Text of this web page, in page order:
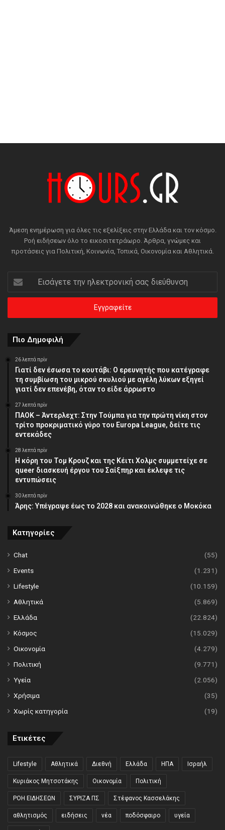
Άμεση ενημέρωση για όλες τις εξελίξεις στην Ελλάδα και τον κόσμο.
Ροή ειδήσεων όλο το εικοσιτετράωρο. Άρθρα, γνώμες και
προτάσεις για Πολιτική, Κοινωνία, Τοπικά, Οικονομία και Αθλητικά.
Εισάγετε
την
ηλεκτρονική
διεύθυνση
Πιο Δημοφιλή
26 λεπτά πρίν
Γιατί δεν έσωσα το κουτάβι: Ο ερευνητής που κατέγραφε
τη συμβίωση του μικρού σκυλιού με αγέλη λύκων εξηγεί
γιατί δεν επενέβη, όταν το είδε άρρωστο
27 λεπτά πρίν
ΠΑΟΚ – Άντερλεχτ: Στην Τούμπα για την πρώτη νίκη στον
τρίτο προκριματικό γύρο του Europa League, δείτε τις
εντεκάδες
28 λεπτά πρίν
Η κόρη του Τομ Κρουζ και της Κέιτι Χολμς συμμετείχε σε
queer διασκευή έργου του Σαίξπηρ και έκλεψε τις
εντυπώσεις
30 λεπτά πρίν
Άρης: Υπέγραψε έως το 2028 και ανακοινώθηκε ο Μοκόκα
Κατηγορίες
Chat
(55)
Events
(1.231)
Lifestyle
(10.159)
Αθλητικά
(5.869)
Ελλάδα
(22.824)
Κόσμος
(15.029)
Οικονομία
(4.279)
Πολιτική
(9.771)
Υγεία
(2.056)
Χρήσιμα
(35)
Χωρίς κατηγορία
(19)
Ετικέτες
Lifestyle Αθλητικά Διεθνή Ελλάδα ΗΠΑ Ισραήλ
Κυριάκος Μητσοτάκης Οικονομία Πολιτική
ΡΟΗ ΕΙΔΗΣΕΩΝ ΣΥΡΙΖΑ ΠΣ Στέφανος Κασσελάκης
αθλητισμός ειδήσεις νέα ποδόσφαιρο υγεία